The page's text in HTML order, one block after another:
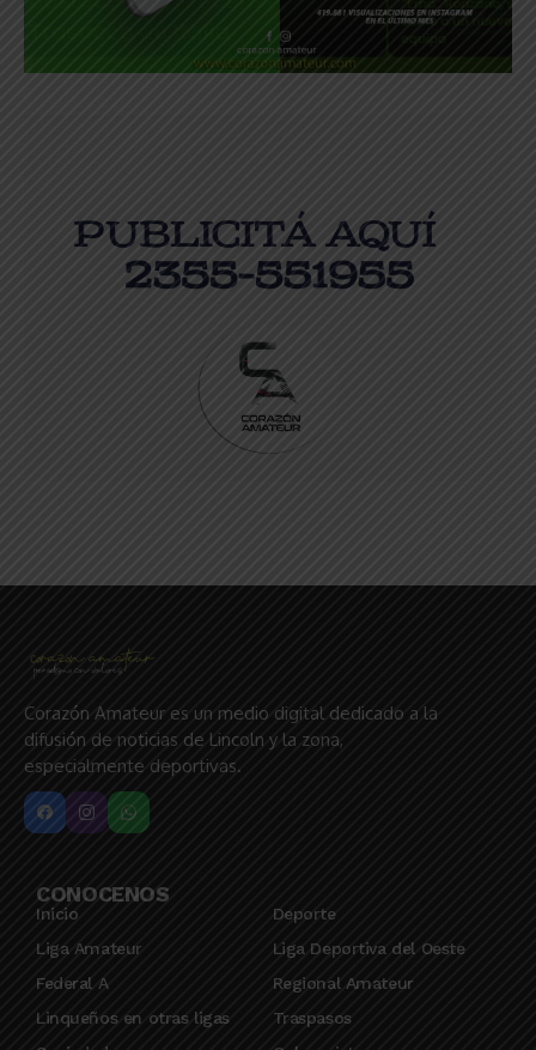
Corazón Amateur es un medio digital dedicado a la
difusión de noticias de Lincoln y la zona,
especialmente deportivas.
CONOCENOS
Inicio
Deporte
Liga Amateur
Liga Deportiva del Oeste
Federal A
Regional Amateur
Linqueños en otras ligas
Traspasos